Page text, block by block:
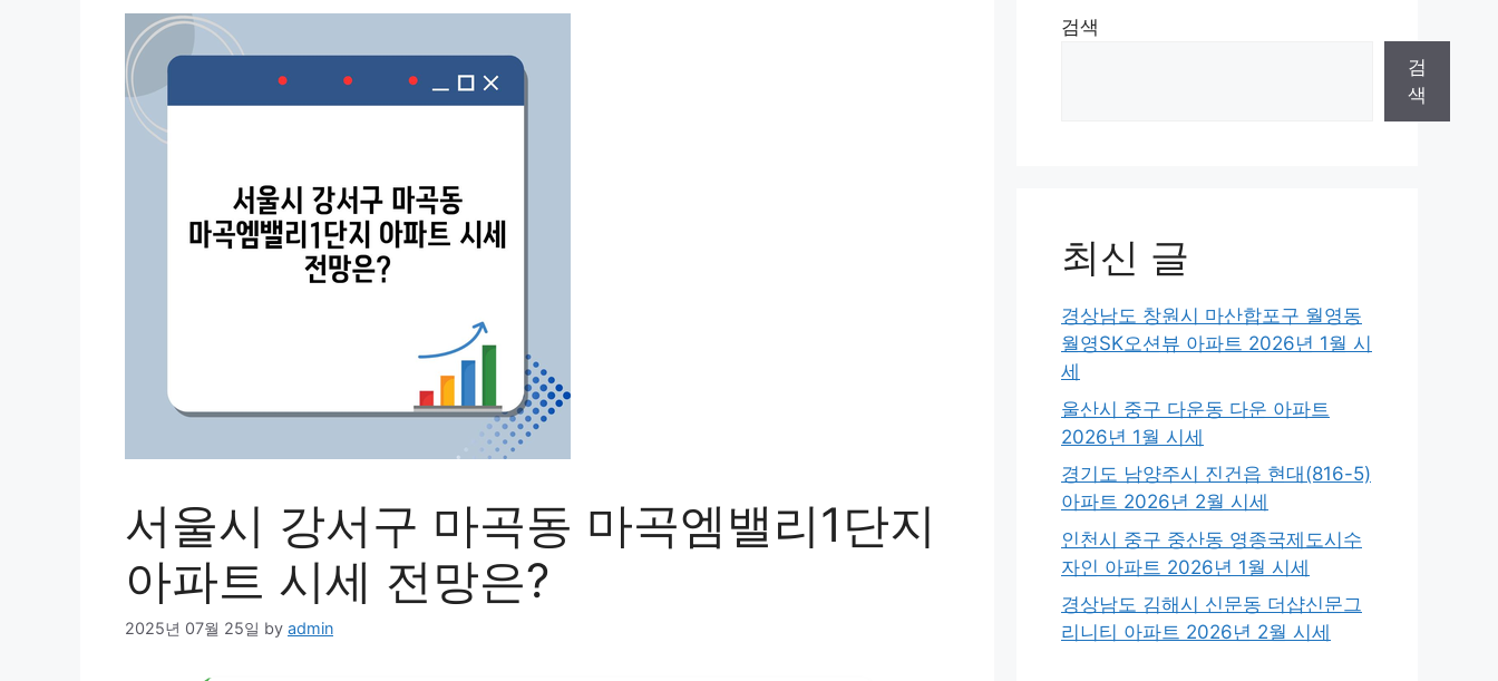
서울시 강서구 마곡동 마곡엠밸리1단지
아파트 시세 전망은?
2025년 07월 25일 by admin
검색
검
색
최신 글
경상남도 창원시 마산합포구 월영동
월영SK오션뷰 아파트 2026년 1월 시
세
울산시 중구 다운동 다운 아파트
2026년 1월 시세
경기도 남양주시 진건읍 현대(816-5)
아파트 2026년 2월 시세
인천시 중구 중산동 영종국제도시수
자인 아파트 2026년 1월 시세
경상남도 김해시 신문동 더샵신문그
리니티 아파트 2026년 2월 시세